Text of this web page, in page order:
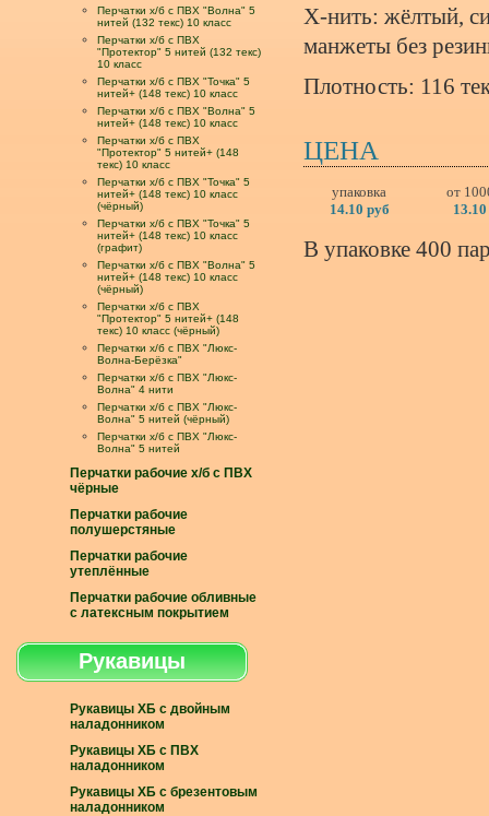
Перчатки х/б с ПВХ "Волна" 5
нитей (132 текс) 10 класс
Перчатки х/б с ПВХ
"Протектор" 5 нитей (132 текс)
10 класс
Перчатки х/б с ПВХ "Точка" 5
нитей+ (148 текс) 10 класс
Перчатки х/б с ПВХ "Волна" 5
нитей+ (148 текс) 10 класс
Перчатки х/б с ПВХ
"Протектор" 5 нитей+ (148
текс) 10 класс
Перчатки х/б с ПВХ "Точка" 5
нитей+ (148 текс) 10 класс
(чёрный)
Перчатки х/б с ПВХ "Точка" 5
нитей+ (148 текс) 10 класс
(графит)
Перчатки х/б с ПВХ "Волна" 5
нитей+ (148 текс) 10 класс
(чёрный)
Перчатки х/б с ПВХ
"Протектор" 5 нитей+ (148
текс) 10 класс (чёрный)
Перчатки х/б с ПВХ "Люкс-
Волна-Берёзка"
Перчатки х/б с ПВХ "Люкс-
Волна" 4 нити
Перчатки х/б с ПВХ "Люкс-
Волна" 5 нитей (чёрный)
Перчатки х/б с ПВХ "Люкс-
Волна" 5 нитей
Перчатки рабочие х/б с ПВХ
чёрные
Перчатки рабочие
полушерстяные
Перчатки рабочие
утеплённые
Перчатки рабочие обливные
с латексным покрытием
Рукавицы
Рукавицы ХБ с двойным
наладонником
Рукавицы ХБ с ПВХ
наладонником
Рукавицы ХБ с брезентовым
наладонником
Х-нить: жёлтый,
манжеты без
Плотность: 116
ЦЕНА
упаковка
от
14.10 руб
В упаковке 400